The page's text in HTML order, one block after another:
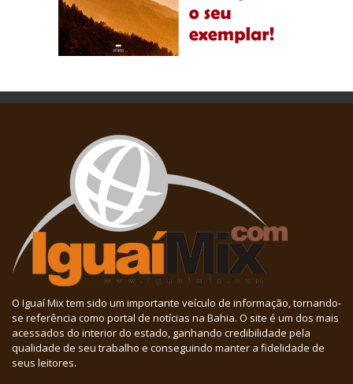
O Iguaí Mix tem sido um importante veículo de informação, tornando-
se referência como portal de notícias na Bahia. O site é um dos mais
acessados do interior do estado, ganhando credibilidade pela
qualidade de seu trabalho e conseguindo manter a fidelidade de
seus leitores.